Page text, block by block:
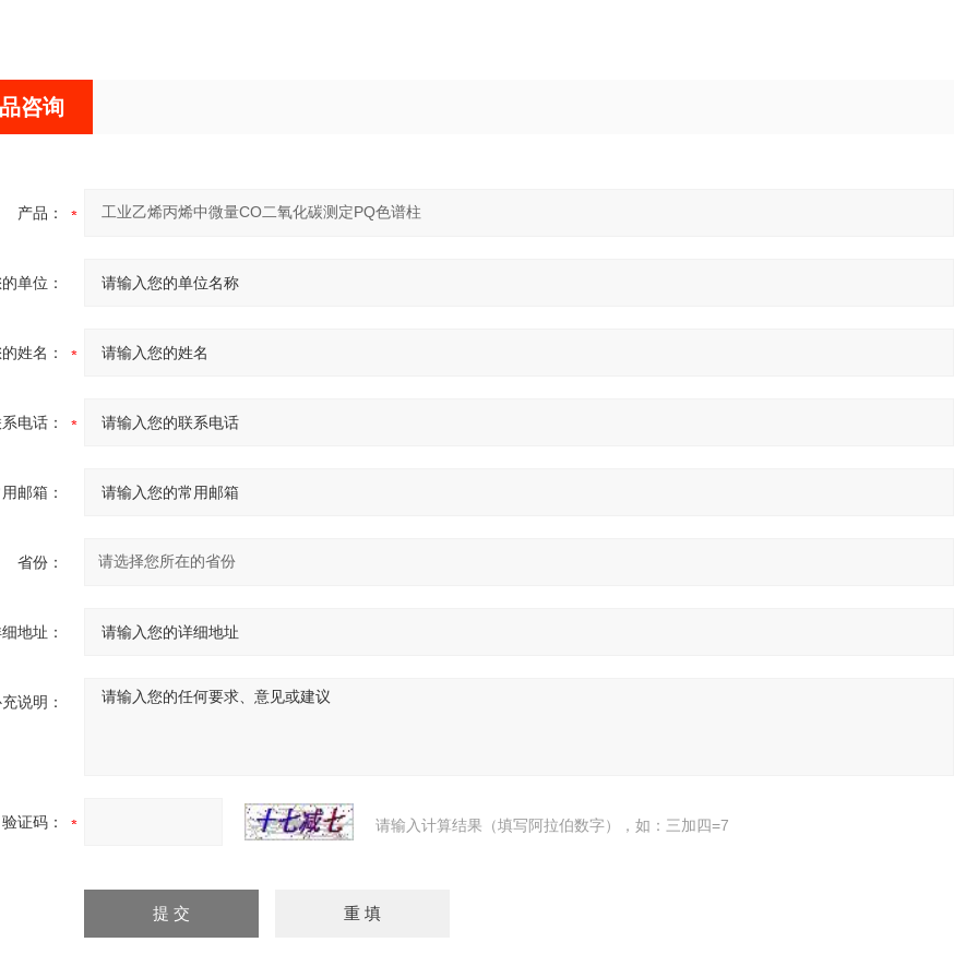
咨询
产品：
单位：
姓名：
电话：
邮箱：
省份：
地址：
说明：
验证码： 请输入计算结果（填写阿拉伯数字），如：三加四=7